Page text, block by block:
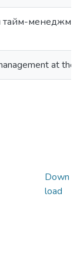
тайм-
at the
Down
load